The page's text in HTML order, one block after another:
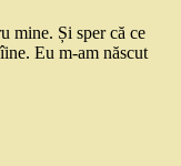
mine. Și sper că ce
Eu m-am născut